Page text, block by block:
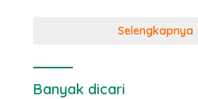
Selengkapnya
Banyak dicari